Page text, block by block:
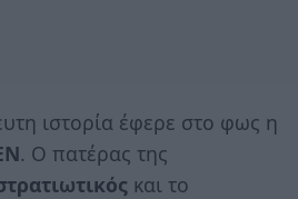
ιστορία έφερε στο φως η
. Ο πατέρας της
και το